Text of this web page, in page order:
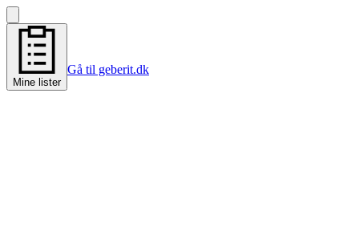
Mine lister
Gå til geberit.dk